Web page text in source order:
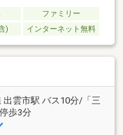
ファミリー
) インターネット無料
出雲市駅 バス10分/「三
歩3分